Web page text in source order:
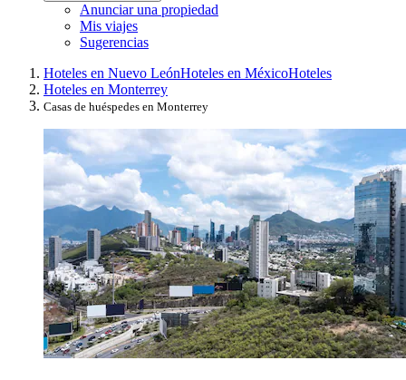
Anunciar una propiedad
Mis viajes
Sugerencias
Hoteles en Nuevo LeónHoteles en MéxicoHoteles
Hoteles en Monterrey
Casas de huéspedes en Monterrey